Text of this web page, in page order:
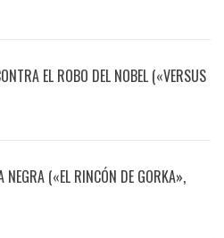
EL ROBO DEL NOBEL («VERSUS
NEGRA («EL RINCÓN DE GORKA»,